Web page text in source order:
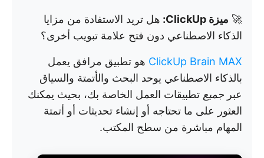
🚀 ميزة ClickUp:
هل تريد الاستفادة من مزايا
الذكاء الاصطناعي دون فتح علامة تبويب أخرى؟
ClickUp Brain MAX هو تطبيق مرافق يعمل
بالذكاء الاصطناعي يوحد البحث والأتمتة والسياق
عبر جميع تطبيقات العمل الخاصة بك، بحيث يمكنك
العثور على ما تحتاجه أو إنشاء تحديثات أو أتمتة
المهام مباشرة من سطح المكتب.